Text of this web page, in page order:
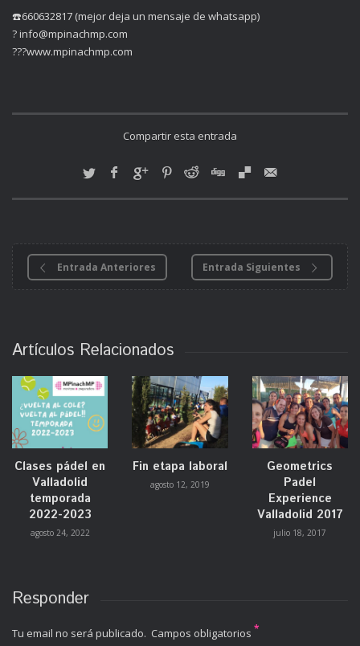
☎️660632817 (mejor deja un mensaje de whatsapp)
? info@mpinachmp.com
??‍?www.mpinachmp.com
Compartir esta entrada
Entrada Anteriores Entrada Siguientes
Artículos Relacionados
Clases pádel en
Valladolid
temporada
2022-2023
agosto 24, 2022
Fin etapa laboral
agosto 12, 2019
Geometrics
Padel
Experience
Valladolid 2017
julio 18, 2017
Responder
Tu email no será publicado. Campos obligatorios *